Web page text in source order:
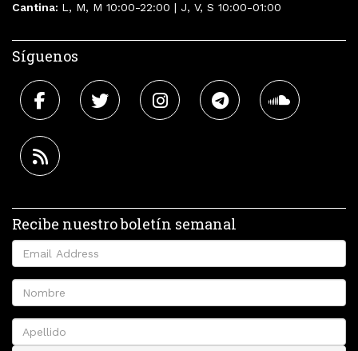
Cantina: L, M, M 10:00-22:00 | J, V, S 10:00-01:00
Síguenos
Recibe nuestro boletín semanal